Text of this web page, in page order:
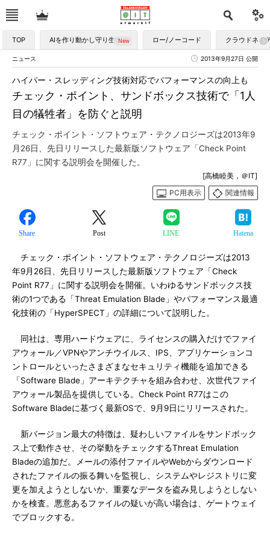
TOP AIを作り動かし守り生かす ロー/ノーコード クラウドネイ
ニュース 2013年9月27日 公開
チェック・ポイント、サンドボックス技術で「1人
目の犠牲者」を防ぐと説明
ハイパー・スレッディング技術対応でパフォーマンスの向上も
チェック・ポイント・ソフトウェア・テクノロジーズは2013年9
月26日、先日リリースした最新版ソフトウェア「Check Point
R77」に関する説明会を開催した。
[高橋睦美，＠IT]
PC用表示
関連情報
Share Post LINE Hatena
チェック・ポイント・ソフトウェア・テクノロジーズは2013
年9月26日、先日リリースした最新版ソフトウェア「Check
Point R77」に関する説明会を開催。いわゆるサンドボックス技
術の1つである「Threat Emulation Blade」やパフォーマンス最適
化技術の「HyperSPECT」の詳細について説明した。
同社は、専用ハードウェアに、ライセンスの購入だけでファイ
アウォール／VPNやアンチウイルス、IPS、アプリケーションコ
ントロールといったさまざまなセキュリティ機能を追加できる
「Software Blade」アーキテクチャを組み合わせ、次世代ファイ
アウォール製品を提供している。Check Point R77はこの
Software Bladeに基づく最新OSで、9月9日にリリースされた。
新バージョン最大の特徴は、疑わしいファイルをサンドボック
ス上で動作させ、その挙動をチェックするThreat Emulation
Bladeの追加だ。メールの添付ファイルやWebからダウンロード
されたファイルの振る舞いを監視し、システムやレジストリに変
更を加えようとしないか、重要なデータを盗み見しようとしない
かを検査。悪意あるファイルの疑いが高い場合は、ゲートウェイ
でブロックする。